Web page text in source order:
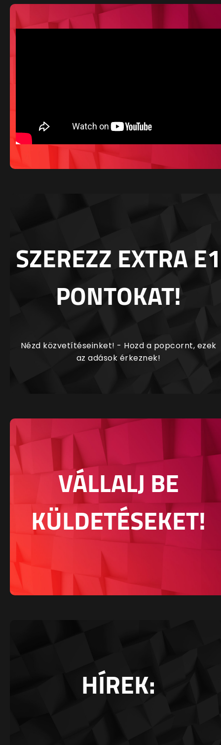
SZEREZZ EXTRA E1
PONTOKAT!
Nézd közvetítéseinket! - Hozd a popcornt, ezek
az adások érkeznek!
VÁLLALJ BE
KÜLDETÉSEKET!
HÍREK: